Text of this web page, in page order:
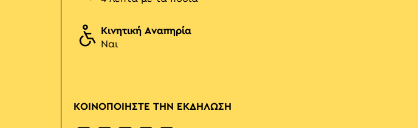
Κινητική Αναπηρία
Ναι
ΚΟΙΝΟΠΟΙΗΣΤΕ ΤΗΝ ΕΚΔΗΛΩΣΗ